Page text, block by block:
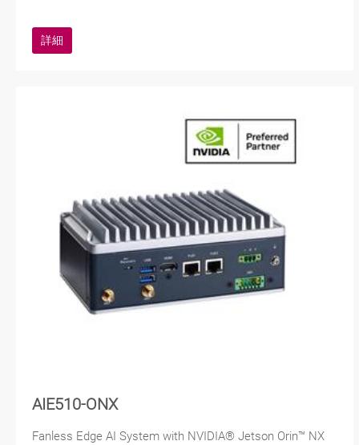
詳細
AIE510-ONX
Fanless Edge AI System with NVIDIA® Jetson Orin™ NX